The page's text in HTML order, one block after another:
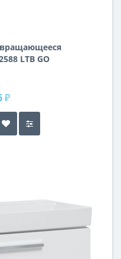
LTB GO
₽